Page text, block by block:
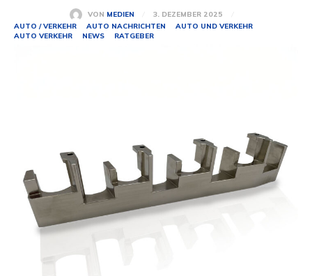
VON MEDIEN
3. DEZEMBER 2025
AUTO / VERKEHR
AUTO NACHRICHTEN
AUTO UND VERKEHR
AUTO VERKEHR
NEWS RATGEBER